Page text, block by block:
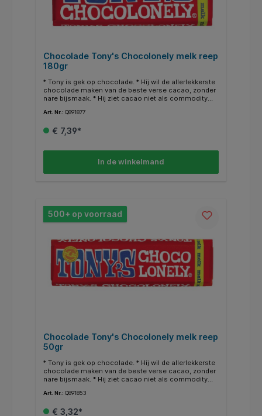
Chocolade Tony's Chocolonely melk reep
180gr
* Tony is gek op chocolade. * Hij wil de allerlekkerste
chocolade maken van de beste verse cacao, zonder
nare bijsmaak. * Hij ziet cacao niet als commodity
cacao rechtstreeks in bij de boerencoöperaties in
mee hebben. * Een belangrijke stap richting 100%
vooruit te gaan.* Met deze reep heb je een klassieker
in handen. * In 2005 lieten we onze eerste
Art. Nr.: Q891877
€ 7,39*
In de winkelmand
500+ op voorraad
Chocolade Tony's Chocolonely melk reep
50gr
* Tony is gek op chocolade. * Hij wil de allerlekkerste
chocolade maken van de beste verse cacao, zonder
nare bijsmaak. * Hij ziet cacao niet als commodity
cacao rechtstreeks in bij de boerencoöperaties in
mee hebben. * Een belangrijke stap richting 100%
Art. Nr.: Q891853
€ 3,32*